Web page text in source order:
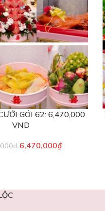
GÓI 62: 6,470,000
VND
₫ 6,470,000₫